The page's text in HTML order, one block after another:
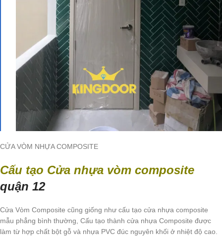
CỬA VÒM NHỰA COMPOSITE
Cấu tạo Cửa nhựa vòm composite
quận 12
Cửa Vòm Composite cũng giống như cấu tạo cửa nhựa composite
mẫu phẳng bình thường, Cấu tạo thành cửa nhựa Composite được
làm từ hợp chất bột gỗ và nhựa PVC đúc nguyên khối ở nhiệt độ cao.